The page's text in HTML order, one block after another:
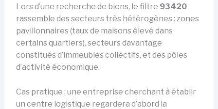
Lors d’une recherche de biens, le filtre 93420
rassemble des secteurs très hétérogènes : zones
pavillonnaires (taux de maisons élevé dans
certains quartiers), secteurs davantage
constitués d’immeubles collectifs, et des pôles
d’activité économique.
Cas pratique : une entreprise cherchant à établir
un centre logistique regardera d’abord la